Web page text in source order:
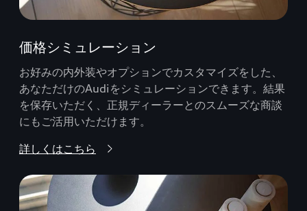
価格シミュレーション
お好みの内外装やオプションでカスタマイズをした、
あなただけのAudiをシミュレーションできます。結果
を保存いただく、正規ディーラーとのスムーズな商談
にもご活用いただけます。
詳しくはこちら